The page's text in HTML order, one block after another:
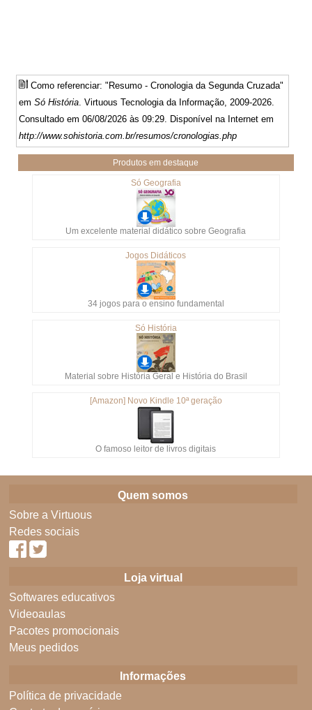
Como referenciar: "Resumo - Cronologia da Segunda Cruzada"
emSó História. Virtuous Tecnologia da Informação, 2009-2026.
Consultado em 06/08/2026 às 09:29. Disponível na Internet em
http://www.sohistoria.com.br/resumos/cronologias.php
Produtos em destaque
Só Geografia
Um excelente material didático sobre Geografia
Jogos Didáticos
34 jogos para o ensino fundamental
Só História
Material sobre História Geral e História do Brasil
[Amazon] Novo Kindle 10ª geração
O famoso leitor de livros digitais
Quem somos
Sobre a Virtuous
Redes sociais
Loja virtual
Softwares educativos
Videoaulas
Pacotes promocionais
Meus pedidos
Informações
Política de privacidade